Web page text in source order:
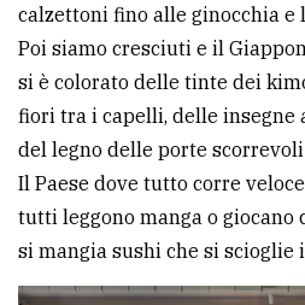
calzettoni fino alle ginocchia e
Poi siamo cresciuti e il
si è colorato delle tinte dei
fiori tra i capelli, delle insegne
del legno delle porte
Il Paese dove tutto corre
tutti leggono manga o giocano
si mangia sushi che si scioglie